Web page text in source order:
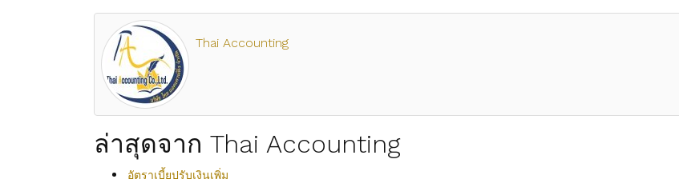
Thai Accounting
ล่าสุดจาก Thai Accounting
อัตราเบี้ยปรับเงินเพิ่ม